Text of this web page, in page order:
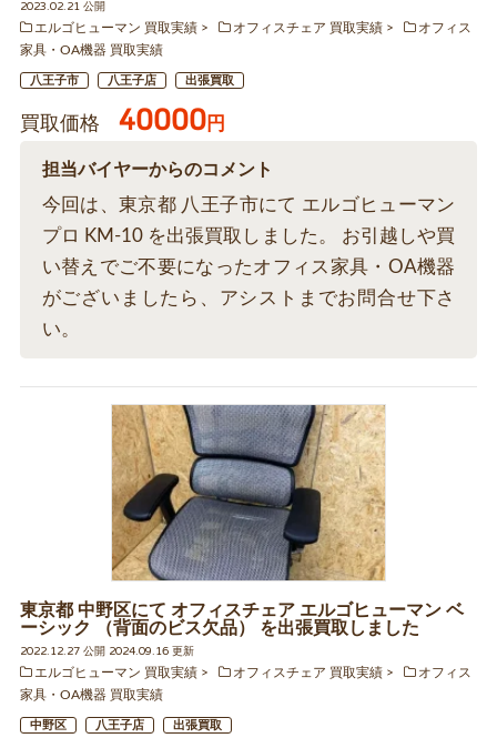
2023.02.21 公開
エルゴヒューマン 買取実績
オフィスチェア 買取実績
オフィス
家具・OA機器 買取実績
八王子市 八王子店 出張買取
買取価格 40000円
担当バイヤーからのコメント
今回は、東京都 八王子市にて エルゴヒューマン
プロ KM-10 を出張買取しました。 お引越しや買
い替えでご不要になったオフィス家具・OA機器
がございましたら、アシストまでお問合せ下さ
い。
東京都 中野区にて オフィスチェア エルゴヒューマン ベ
ーシック （背面のビス欠品） を出張買取しました
2022.12.27 公開 2024.09.16 更新
エルゴヒューマン 買取実績
オフィスチェア 買取実績
オフィス
家具・OA機器 買取実績
中野区 八王子店 出張買取